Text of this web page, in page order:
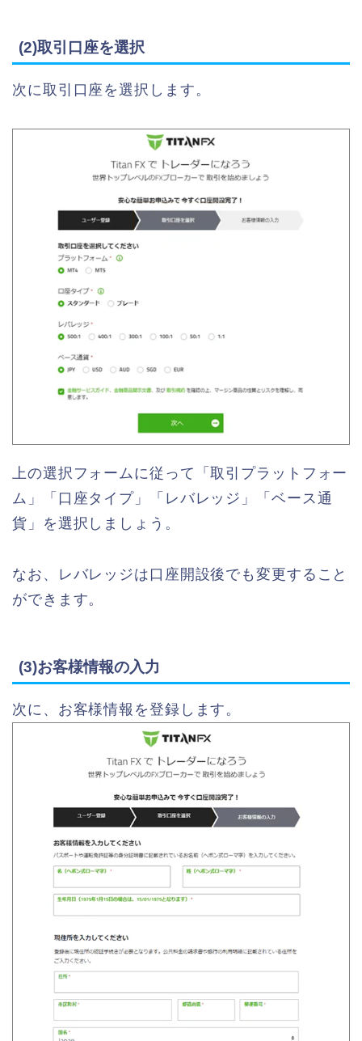
(2)取引口座を選択
次に取引口座を選択します。
上の選択フォームに従って「取引プラットフォー
ム」「口座タイプ」「レバレッジ」「ベース通
貨」を選択しましょう。
なお、レバレッジは口座開設後でも変更すること
ができます。
(3)お客様情報の入力
次に、お客様情報を登録します。